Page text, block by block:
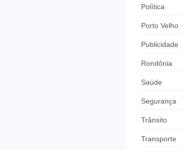
Política
Porto Velho
Publicidade
Rondônia
Saúde
Segurança
Trânsito
Transporte